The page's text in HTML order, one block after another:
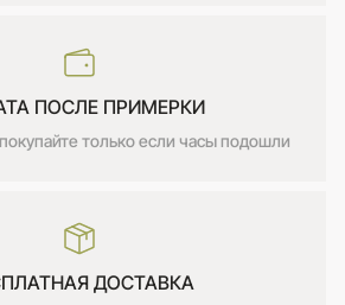
ПОСЛЕ ПРИМЕРКИ
только если часы подошли
ДОСТАВКА